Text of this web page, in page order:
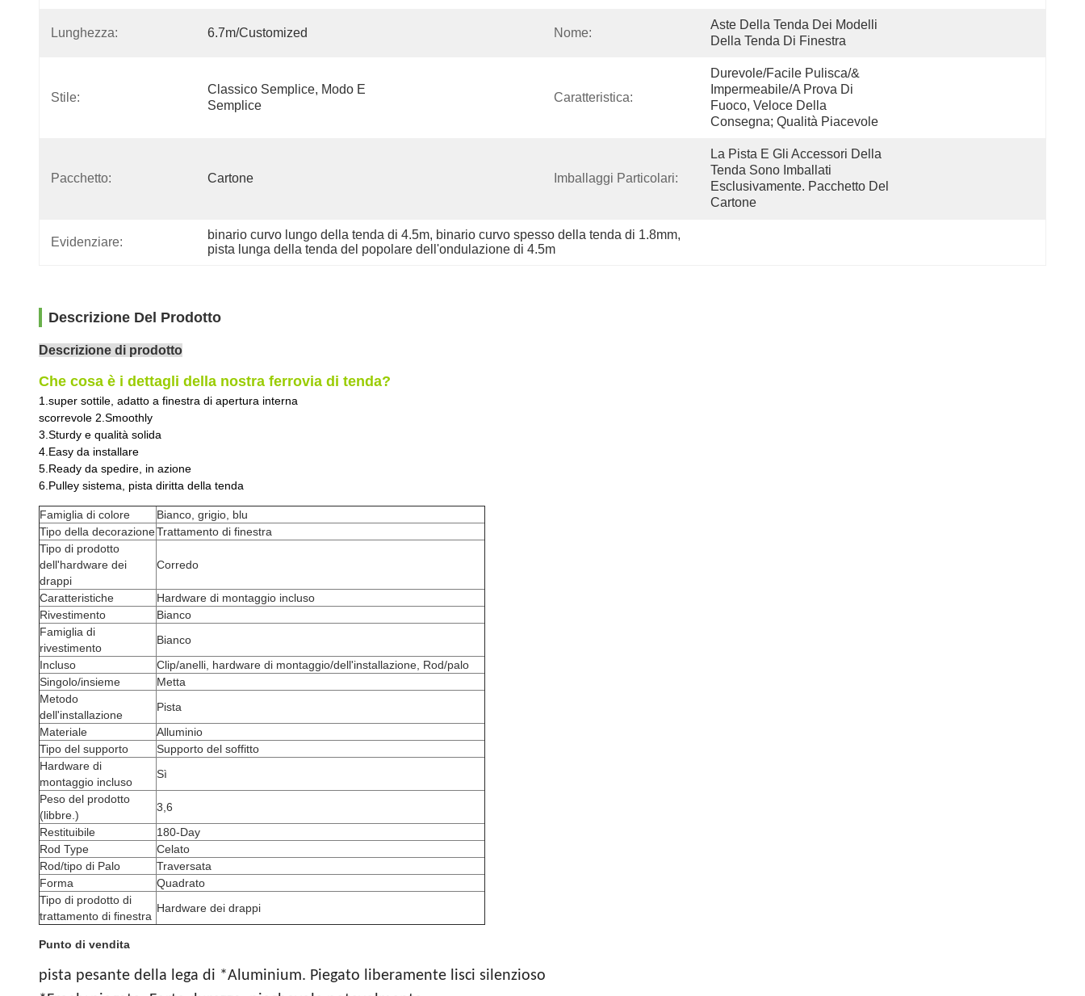
Lunghezza: 6.7m/customized Nome:
Aste Della Tenda Dei Modelli
Della Tenda Di Finestra
Stile:
Classico Semplice, Modo E
Semplice
Caratteristica:
Durevole/facile Pulisca/&
Impermeabile/a Prova Di
Fuoco, Veloce Della
Consegna; Qualità Piacevole
Pacchetto: Cartone Imballaggi Particolari:
La Pista E Gli Accessori Della
Tenda Sono Imballati
Esclusivamente. Pacchetto Del
Cartone
Evidenziare:
binario curvo lungo della tenda di 4.5m, binario curvo spesso della tenda di 1.8mm,
pista lunga della tenda del popolare dell'ondulazione di 4.5m
Descrizione Del Prodotto
Descrizione di prodotto
Che cosa è i dettagli della nostra ferrovia di tenda?
1.super sottile, adatto a finestra di apertura interna
scorrevole 2.Smoothly
3.Sturdy e qualità solida
4.Easy da installare
5.Ready da spedire, in azione
6.Pulley sistema, pista diritta della tenda
Famiglia di colore
Bianco, grigio, blu
Tipo della decorazioneTrattamento di finestra
Tipo di prodotto
dell'hardware dei
drappi
Corredo
Caratteristiche
Hardware di montaggio incluso
Rivestimento
Bianco
Famiglia di
rivestimento
Bianco
Incluso
Clip/anelli, hardware di montaggio/dell'installazione, Rod/palo
Singolo/insieme
Metta
Metodo
dell'installazione
Pista
Materiale
Alluminio
Tipo del supporto
Supporto del soffitto
Hardware di
montaggio incluso
Sì
Peso del prodotto
(libbre.)
3,6
Restituibile
180-Day
Rod Type
Celato
Rod/tipo di Palo
Traversata
Forma
Quadrato
Tipo di prodotto di
trattamento di finestra
Hardware dei drappi
Punto di vendita
pista pesante della lega di *Aluminium. Piegato liberamente lisci silenzioso